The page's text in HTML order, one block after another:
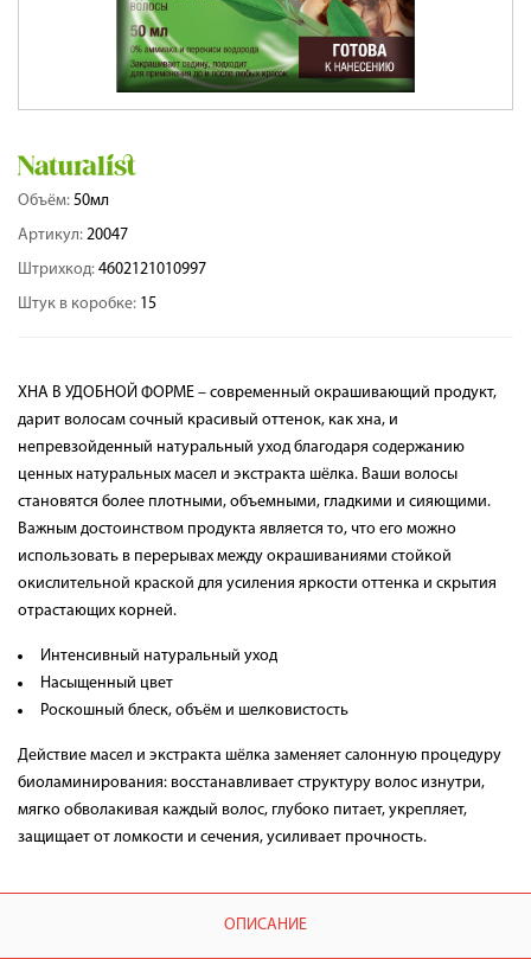
Объём: 50мл
Артикул: 20047
Штрихкод: 4602121010997
Штук в коробке: 15
ХНА В УДОБНОЙ ФОРМЕ – современный окрашивающий продукт,
дарит волосам сочный красивый оттенок, как хна, и
непревзойденный натуральный уход благодаря содержанию
ценных натуральных масел и экстракта шёлка. Ваши волосы
становятся более плотными, объемными, гладкими и сияющими.
Важным достоинством продукта является то, что его можно
использовать в перерывах между окрашиваниями стойкой
окислительной краской для усиления яркости оттенка и скрытия
отрастающих корней.
Интенсивный натуральный уход
Насыщенный цвет
Роскошный блеск, объём и шелковистость
Действие масел и экстракта шёлка заменяет салонную процедуру
биоламинирования: восстанавливает структуру волос изнутри,
мягко обволакивая каждый волос, глубоко питает, укрепляет,
защищает от ломкости и сечения, усиливает прочность.
ОПИСАНИЕ